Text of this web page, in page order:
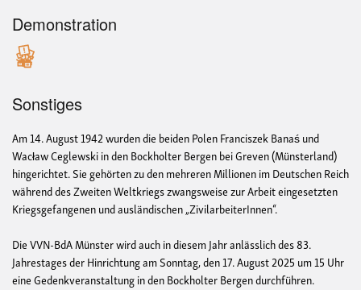
Demonstration
Sonstiges
Am 14. August 1942 wurden die beiden Polen Franciszek Banaś und
Wacław Ceglewski in den Bockholter Bergen bei Greven (Münsterland)
hingerichtet. Sie gehörten zu den mehreren Millionen im Deutschen Reich
während des Zweiten Weltkriegs zwangsweise zur Arbeit eingesetzten
Kriegsgefangenen und ausländischen „ZivilarbeiterInnen“.
Die VVN-BdA Münster wird auch in diesem Jahr anlässlich des 83.
Jahrestages der Hinrichtung am Sonntag, den 17. August 2025 um 15 Uhr
eine Gedenkveranstaltung in den Bockholter Bergen durchführen.